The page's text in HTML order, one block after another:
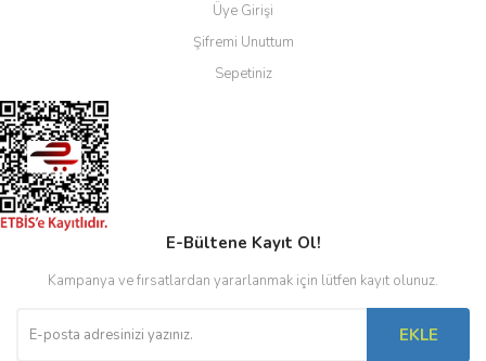
Üye Girişi
Şifremi Unuttum
Sepetiniz
E-Bültene Kayıt Ol!
Kampanya ve fırsatlardan yararlanmak için lütfen kayıt olunuz.
EKLE